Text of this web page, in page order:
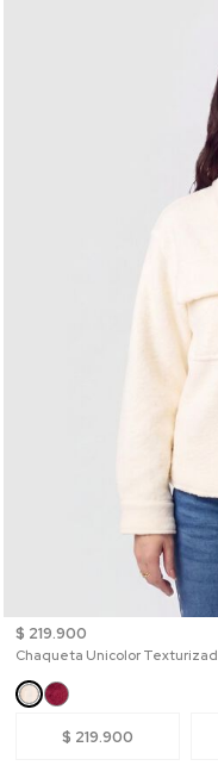
$ 219.900
Chaqueta Unicolor
$ 219.900